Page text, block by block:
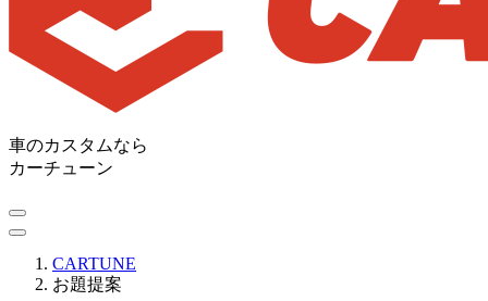
車のカスタムなら
カーチューン
CARTUNE
お題提案